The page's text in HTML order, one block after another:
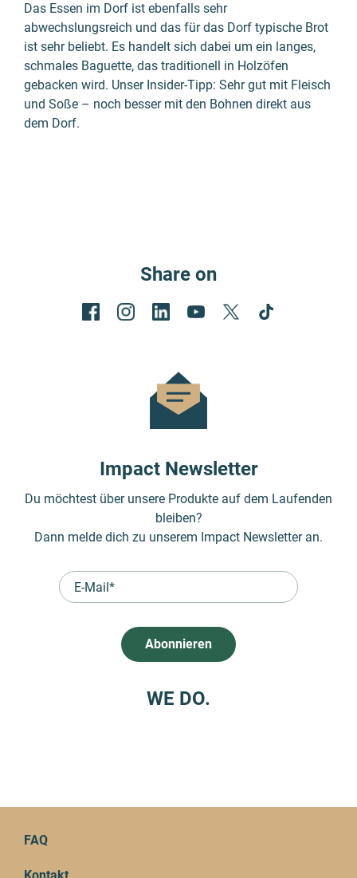
Das Essen im Dorf ist ebenfalls sehr
abwechslungsreich und das für das Dorf typische Brot
ist sehr beliebt. Es handelt sich dabei um ein langes,
schmales Baguette, das traditionell in Holzöfen
gebacken wird. Unser Insider-Tipp: Sehr gut mit Fleisch
und Soße – noch besser mit den Bohnen direkt aus
dem Dorf.
Share on
Impact Newsletter
Du möchtest über unsere Produkte auf dem Laufenden
bleiben?
Dann melde dich zu unserem Impact Newsletter an.
WE DO.
FAQ